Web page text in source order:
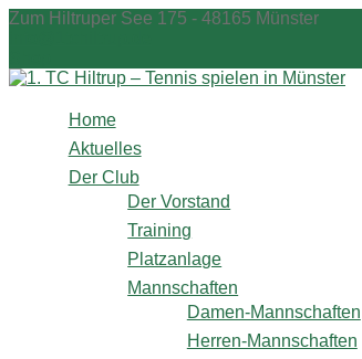
Zum
Zum Hiltruper See 175 - 48165 Münster
Home
Aktuelles
Der Club
Der Vorstand
Training
Platzanlage
Mannschaften
Damen-Mannschaften
Herren-Mannschaften